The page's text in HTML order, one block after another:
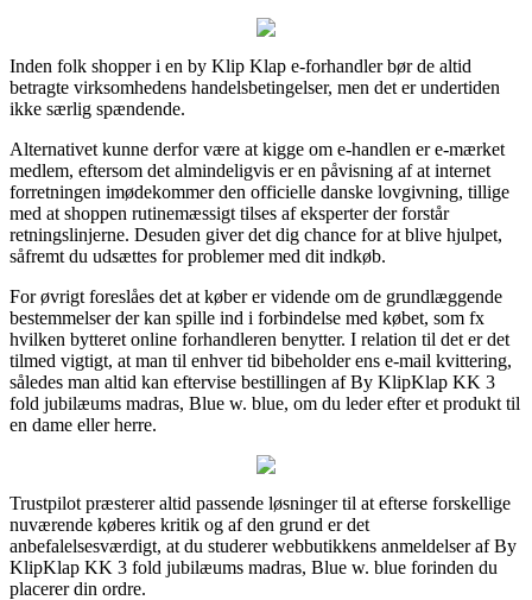
Inden folk shopper i en by Klip Klap e-forhandler bør de altid
betragte virksomhedens handelsbetingelser, men det er undertiden
ikke særlig spændende.
Alternativet kunne derfor være at kigge om e-handlen er e-mærket
medlem, eftersom det almindeligvis er en påvisning af at internet
forretningen imødekommer den officielle danske lovgivning, tillige
med at shoppen rutinemæssigt tilses af eksperter der forstår
retningslinjerne. Desuden giver det dig chance for at blive hjulpet,
såfremt du udsættes for problemer med dit indkøb.
For øvrigt foreslåes det at køber er vidende om de grundlæggende
bestemmelser der kan spille ind i forbindelse med købet, som fx
hvilken bytteret online forhandleren benytter. I relation til det er det
tilmed vigtigt, at man til enhver tid bibeholder ens e-mail kvittering,
således man altid kan eftervise bestillingen af By KlipKlap KK 3
fold jubilæums madras, Blue w. blue, om du leder efter et produkt til
en dame eller herre.
Trustpilot præsterer altid passende løsninger til at efterse forskellige
nuværende køberes kritik og af den grund er det
anbefalelsesværdigt, at du studerer webbutikkens anmeldelser af By
KlipKlap KK 3 fold jubilæums madras, Blue w. blue forinden du
placerer din ordre.